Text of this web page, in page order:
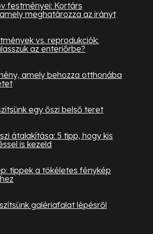
festményei: Kortárs
meghatározza az irányt
vs. reprodukciók:
az enteriőrbe?
amely behozza otthonába
egy őszi belső teret
átalakítása: 5 tipp, hogy kis
is kezeld
tippek a tökéletes fénykép
galériafalat lépésről